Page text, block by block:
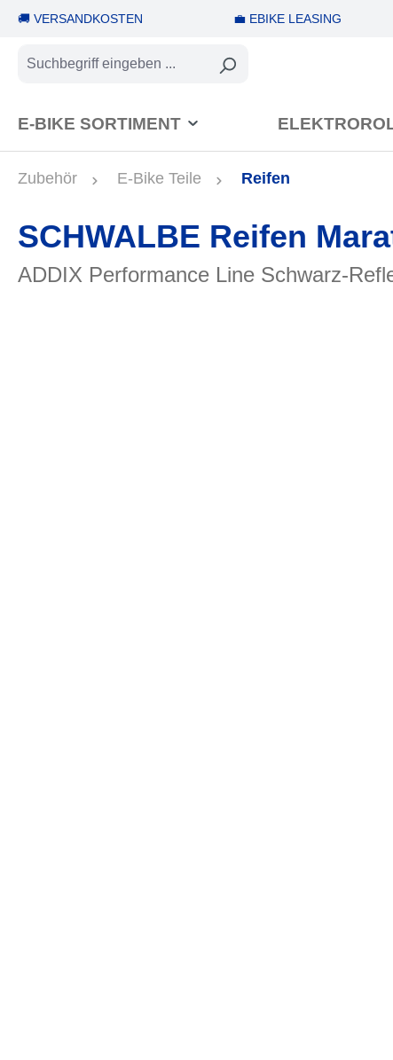
Zur Hauptnavigation springen
🚚 VERSANDKOSTEN 💼 EBIKE LEASING
E-BIKE SORTIMENT
Zubehör E-Bike Teile Reifen
SCHWALBE Reifen
ADDIX Performance Line Schwarz-